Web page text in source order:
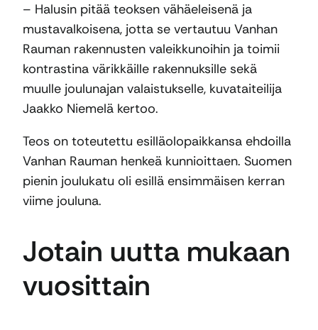
– Halusin pitää teoksen vähäeleisenä ja
mustavalkoisena, jotta se vertautuu Vanhan
Rauman rakennusten valeikkunoihin ja toimii
kontrastina värikkäille rakennuksille sekä
muulle joulunajan valaistukselle, kuvataiteilija
Jaakko Niemelä kertoo.
Teos on toteutettu esilläolopaikkansa ehdoilla
Vanhan Rauman henkeä kunnioittaen. Suomen
pienin joulukatu oli esillä ensimmäisen kerran
viime jouluna.
Jotain uutta mukaan
vuosittain